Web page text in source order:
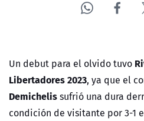
Un debut para el olvido tuvo
Libertadores 2023, ya que el
Demichelissufrió una dura
condición de visitante por 3-1